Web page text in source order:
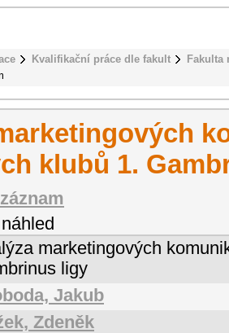
Kvalifikační práce dle fakult
klubů 1.
marketingových
ligy
Jakub
Zdeněk